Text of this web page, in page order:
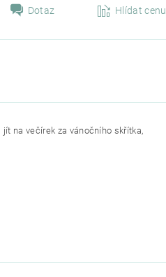
Dotaz Hlídat cenu
na večírek za vánočního skřítka,